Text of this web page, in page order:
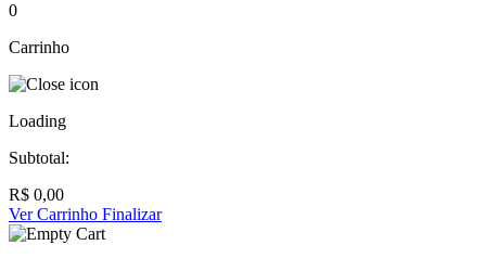
0
Carrinho
Loading
Subtotal:
R$ 0,00
Ver Carrinho Finalizar